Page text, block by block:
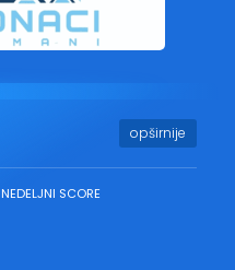
opširnije
NEDELJNI SCORE